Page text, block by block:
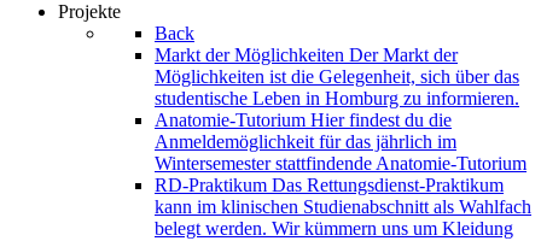
Projekte
Back
Markt der Möglichkeiten Der Markt der
Möglichkeiten ist die Gelegenheit, sich über das
studentische Leben in Homburg zu informieren.
Anatomie-Tutorium Hier findest du die
Anmeldemöglichkeit für das jährlich im
Wintersemester stattfindende Anatomie-Tutorium
RD-Praktikum Das Rettungsdienst-Praktikum
kann im klinischen Studienabschnitt als Wahlfach
belegt werden. Wir kümmern uns um Kleidung